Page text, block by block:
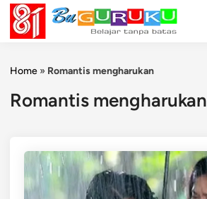
Skip
content
Home » Romantis mengharukan
Romantis mengharukan